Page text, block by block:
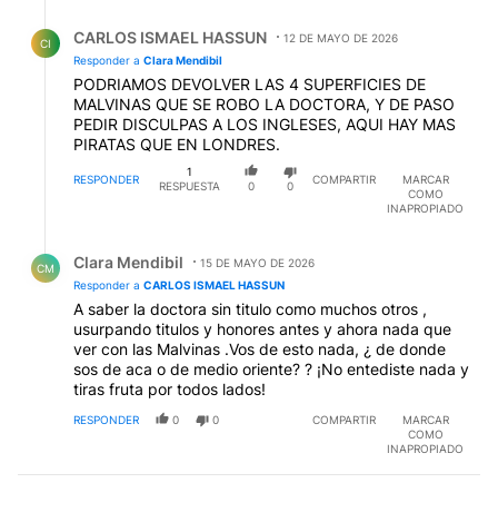
CI CARLOS ISMAEL HASSUN
12 DE MAYO DE 2026
Responder a Clara Mendibil
PODRIAMOS DEVOLVER LAS 4 SUPERFICIES DE
MALVINAS QUE SE ROBO LA DOCTORA, Y DE PASO
PEDIR DISCULPAS A LOS INGLESES, AQUI HAY MAS
PIRATAS QUE EN LONDRES.
RESPONDER
1
RESPUESTA
0 0
COMPARTIR
MARCAR
COMO
INAPROPIADO
CM Clara Mendibil
15 DE MAYO DE 2026
Responder a CARLOS ISMAEL HASSUN
A saber la doctora sin titulo como muchos otros ,
usurpando titulos y honores antes y ahora nada que
ver con las Malvinas .Vos de esto nada, ¿ de donde
sos de aca o de medio oriente? ? ¡No entediste nada y
tiras fruta por todos lados!
RESPONDER 0 0 COMPARTIR
MARCAR
COMO
INAPROPIADO